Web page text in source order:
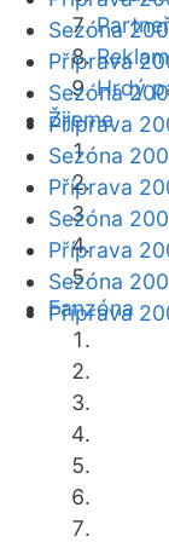
Hrdý
Žijeme
Fanzóna
Sezóna
Příprava
Sezóna
Příprava
Sezóna
Příprava
Sezóna
Příprava
Sezóna
Příprava